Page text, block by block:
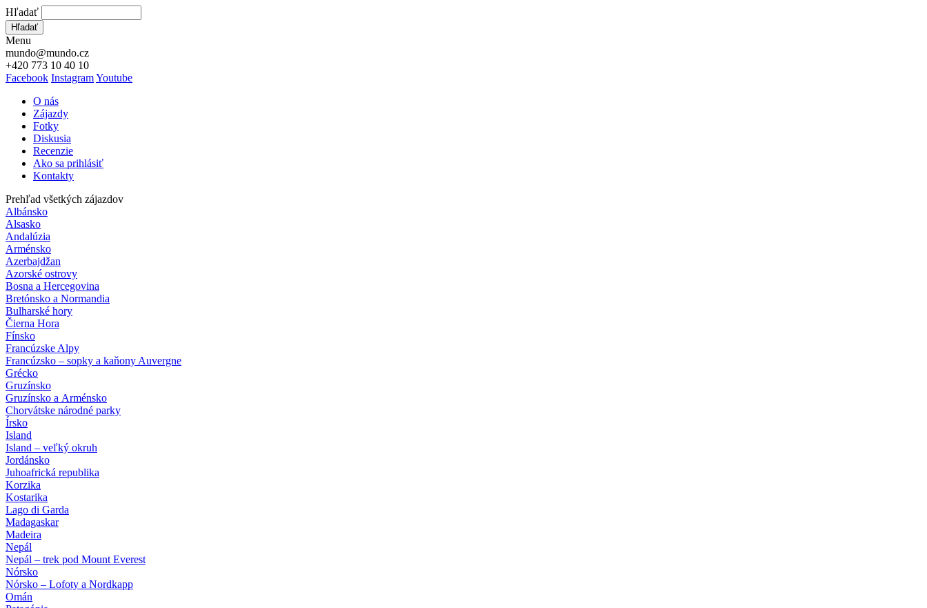
Hľadať
Hľadať
Menu
mundo@mundo.cz
+420 773 10 40 10
Facebook InstagramYoutube
O nás
Zájazdy
Fotky
Diskusia
Recenzie
Ako sa prihlásiť
Kontakty
Prehľad všetkých zájazdov
Albánsko
Alsasko
Andalúzia
Arménsko
Azerbajdžan
Azorské ostrovy
Bosna a Hercegovina
Bretónsko a Normandia
Bulharské hory
Čierna Hora
Fínsko
Francúzske Alpy
Francúzsko – sopky a kaňony Auvergne
Grécko
Gruzínsko
Gruzínsko a Arménsko
Chorvátske národné parky
Írsko
Island
Island – veľký okruh
Jordánsko
Juhoafrická republika
Korzika
Kostarika
Lago di Garda
Madagaskar
Madeira
Nepál
Nepál – trek pod Mount Everest
Nórsko
Nórsko – Lofoty a Nordkapp
Omán